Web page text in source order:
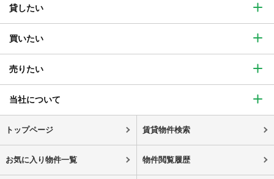
貸したい
買いたい
売りたい
当社について
トップページ 賃貸物件検索
お気に入り物件一覧 物件閲覧履歴